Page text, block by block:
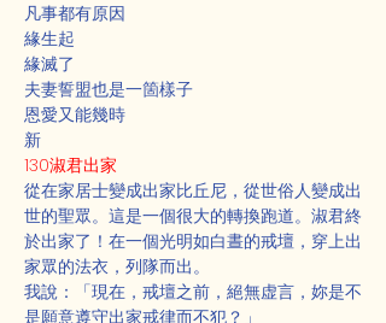
凡事都有原因
緣生起
緣滅了
夫妻誓盟也是一箇樣子
恩愛又能幾時
新
130淑君出家
從在家居士變成出家比丘尼，從世俗人變成出
世的聖眾。這是一個很大的轉換跑道。淑君終
於出家了！在一個光明如白晝的戒壇，穿上出
家眾的法衣，列隊而出。
我說：「現在，戒壇之前，絕無虚言，妳是不
是願意遵守出家戒律而不犯？」